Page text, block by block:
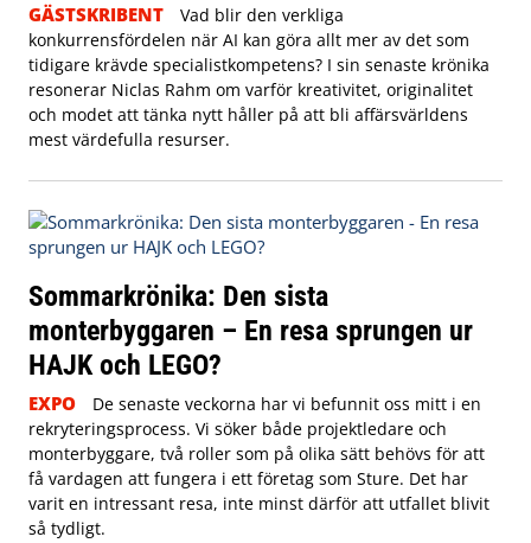
GÄSTSKRIBENT
Vad blir den verkliga
konkurrensfördelen när AI kan göra allt mer av det som
tidigare krävde specialistkompetens? I sin senaste krönika
resonerar Niclas Rahm om varför kreativitet, originalitet
och modet att tänka nytt håller på att bli affärsvärldens
mest värdefulla resurser.
Sommarkrönika: Den sista
monterbyggaren – En resa sprungen ur
HAJK och LEGO?
EXPO
De senaste veckorna har vi befunnit oss mitt i en
rekryteringsprocess. Vi söker både projektledare och
monterbyggare, två roller som på olika sätt behövs för att
få vardagen att fungera i ett företag som Sture. Det har
varit en intressant resa, inte minst därför att utfallet blivit
så tydligt.